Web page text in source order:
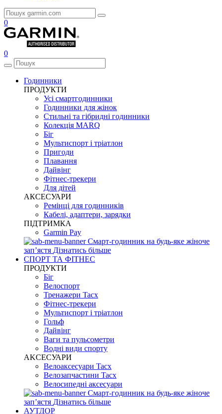
0
0
Годинники
ПРОДУКТИ
Усі смартгодинники
Годинники для жінок
Стильні та гібридні годинники
Колекція MARQ
Біг
Мультиспорт і тріатлон
Пригоди
Плавання
Дайвінг
Фітнес-трекери
Для дітей
АКСЕСУАРИ
Ремінці для годинників
Кабелі, адаптери, зарядки
ПІДТРИМКА
Garmin Pay
Смарт-годинник на будь-яке жіноче
запʼястя Дізнатись більше
СПОРТ ТА ФІТНЕС
ПРОДУКТИ
Біг
Велоспорт
Тренажери Tacx
Фітнес-трекери
Мультиспорт і тріатлон
Гольф
Дайвінг
Ваги та пульсометри
Водні види спорту
AKCЕСУАРИ
Велоаксесуари Tacx
Велозапчастини Tacx
Велосипедні аксесуари
Смарт-годинник на будь-яке жіноче
запʼястя Дізнатись більше
АУТДОР